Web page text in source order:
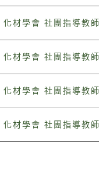
化材學會 社團指導教師
化材學會 社團指導教師
化材學會 社團指導教師
化材學會 社團指導教師